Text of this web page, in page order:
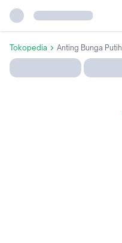
Tokopedia Anting Bunga Putih